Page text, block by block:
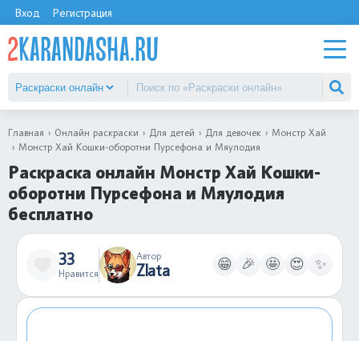
Вход Регистрация
Главная Онлайн раскраски Для детей Для девочек
Монстр Хай
Монстр Хай Кошки-оборотни Пурсефона и Мяулодия
Раскраска онлайн Монстр Хай Кошки-
оборотни Пурсефона и Мяулодия
бесплатно
33
Нравится
Автор
Zlata 😁 🎉 🤩 😍 ✨